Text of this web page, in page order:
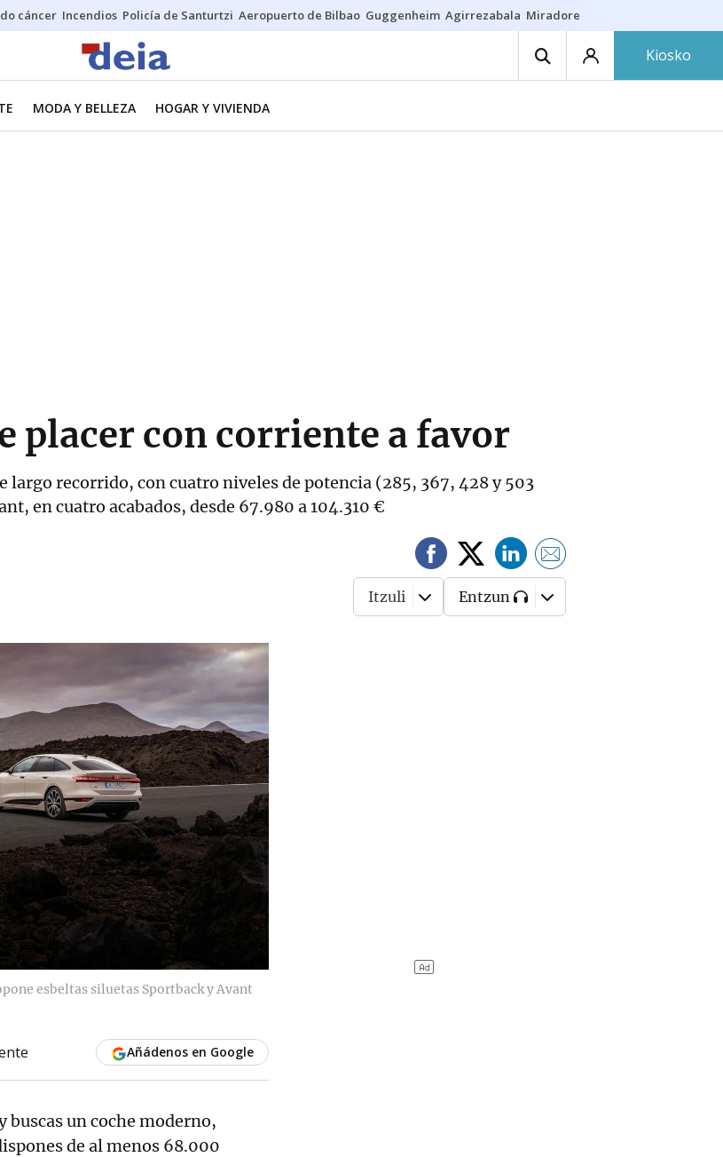
cáncer Incendios Policía de Santurtzi Aeropuerto de Bilbao Guggenheim Agirrezabala Miradores en Bilbao
Kiosko
MODA Y BELLEZA HOGAR Y VIVIENDA
placer con corriente a favor
largo recorrido, con cuatro niveles de potencia (285, 367, 428 y 503
en cuatro acabados, desde 67.980 a 104.310 €
Itzuli Entzun
esbeltas siluetas Sportback y Avant
Añádenos en Google
buscas un coche moderno,
de al menos 68.000